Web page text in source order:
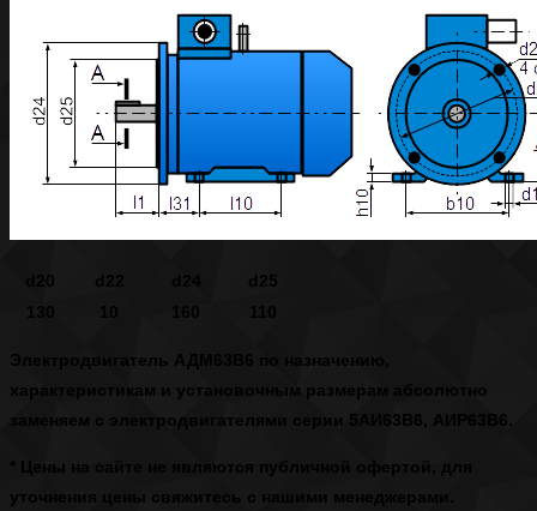
d20 d22
d25
Электродвигатель АДМ63В6
по назначению,
характеристикам и установочным размерам абсолютно
заменяем с электродвигателями серии 5АИ63В6, АИР63В6.
* Цены на сайте не являются публичной офертой, для
уточнения цены свяжитесь с нашими менеджерами.